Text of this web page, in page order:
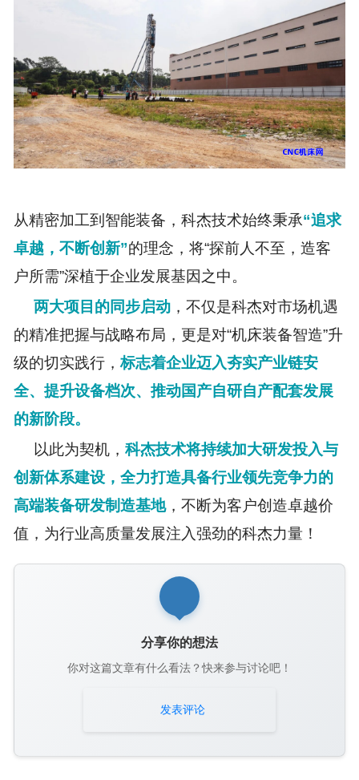
从精密加工到智能装备，科杰技术始终秉承“追求
卓越，不断创新”的理念，将“探前人不至，造客
户所需”深植于企业发展基因之中。
两大项目的同步启动，不仅是科杰对市场机遇
的精准把握与战略布局，更是对“机床装备智造”升
级的切实践行，标志着企业迈入夯实产业链安
全、提升设备档次、推动国产自研自产配套发展
的新阶段。
以此为契机， 科杰技术将持续加大研发投入与
创新体系建设，全力打造具备行业领先竞争力的
高端装备研发制造基地，不断为客户创造卓越价
值，为行业高质量发展注入强劲的科杰力量！
分享你的想法
你对这篇文章有什么看法？快来参与讨论吧！
发表评论